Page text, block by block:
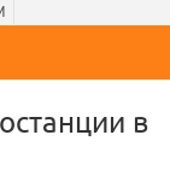
в